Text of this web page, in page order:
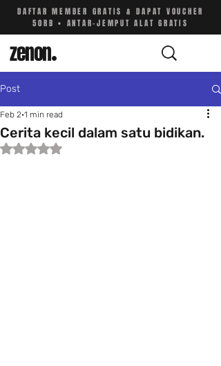
DAFTAR MEMBER GRATIS & DAPAT VOUCHER
50RB • ANTAR-JEMPUT ALAT GRATIS
zenon.
Post
Cerita kecil dalam satu bidikan.
Feb 2 1 min read
Rated NaN out of 5 stars.